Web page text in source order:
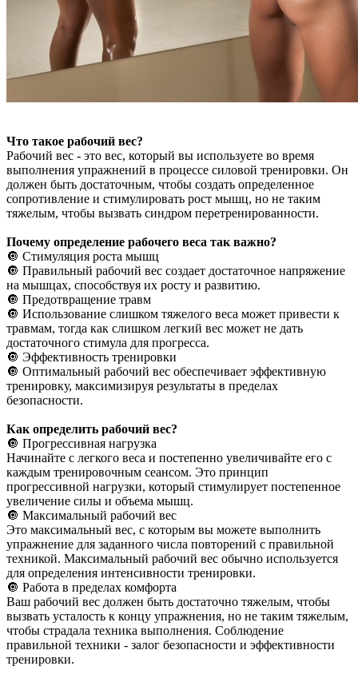
Что такое рабочий вес?
Рабочий вес - это вес, который вы используете во время
выполнения упражнений в процессе силовой тренировки. Он
должен быть достаточным, чтобы создать определенное
сопротивление и стимулировать рост мышц, но не таким
тяжелым, чтобы вызвать синдром перетренированности.
Почему определение рабочего веса так важно?
🔘 Стимуляция роста мышц
🔘 Правильный рабочий вес создает достаточное напряжение
на мышцах, способствуя их росту и развитию.
🔘 Предотвращение травм
🔘 Использование слишком тяжелого веса может привести к
травмам, тогда как слишком легкий вес может не дать
достаточного стимула для прогресса.
🔘 Эффективность тренировки
🔘 Оптимальный рабочий вес обеспечивает эффективную
тренировку, максимизируя результаты в пределах
безопасности.
Как определить рабочий вес?
🔘 Прогрессивная нагрузка
Начинайте с легкого веса и постепенно увеличивайте его с
каждым тренировочным сеансом. Это принцип
прогрессивной нагрузки, который стимулирует постепенное
увеличение силы и объема мышц.
🔘 Максимальный рабочий вес
Это максимальный вес, с которым вы можете выполнить
упражнение для заданного числа повторений с правильной
техникой. Максимальный рабочий вес обычно используется
для определения интенсивности тренировки.
🔘 Работа в пределах комфорта
Ваш рабочий вес должен быть достаточно тяжелым, чтобы
вызвать усталость к концу упражнения, но не таким тяжелым,
чтобы страдала техника выполнения. Соблюдение
правильной техники - залог безопасности и эффективности
тренировки.